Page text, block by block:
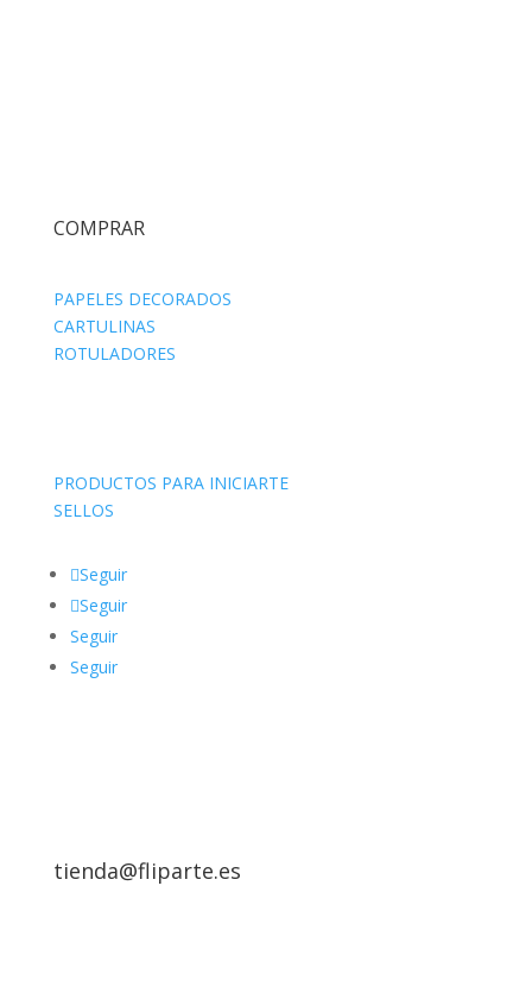
COMPRAR
PAPELES DECORADOS
CARTULINAS
ROTULADORES
PRODUCTOS PARA INICIARTE
SELLOS
Seguir
Seguir
Seguir
Seguir
tienda@fliparte.es